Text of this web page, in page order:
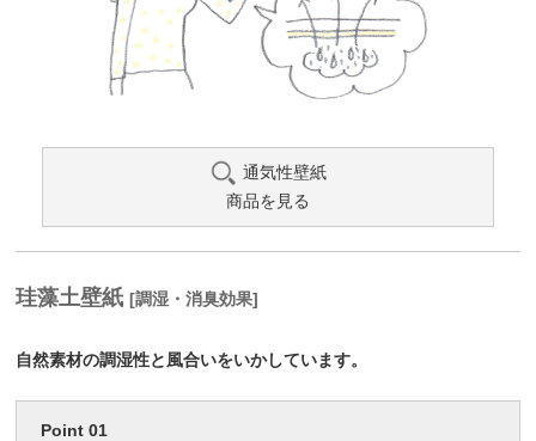
通気性壁紙
商品を見る
珪藻土壁紙 [調湿・消臭効果]
自然素材の調湿性と風合いをいかしています。
Point 01